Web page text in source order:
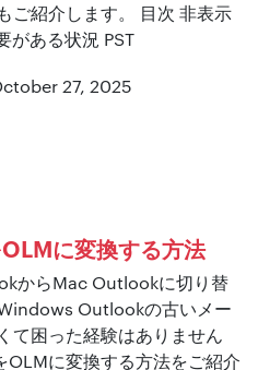
ご紹介します。 目次 非表示
がある状況 PST
27, 2025
に変換する方法
からMac Outlookに切り替
Outlookの古いメー
て困った経験はありません
OLMに変換する方法をご紹介